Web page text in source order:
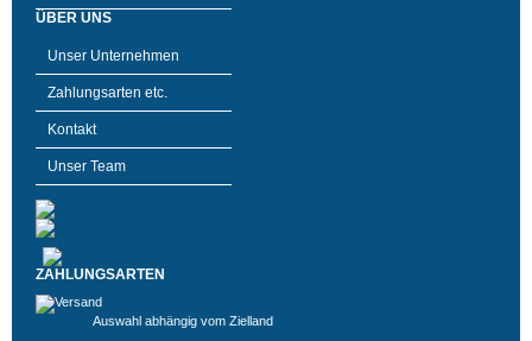
ÜBER UNS
Unser Unternehmen
Zahlungsarten etc.
Kontakt
Unser Team
ZAHLUNGSARTEN
Auswahl abhängig vom Zielland